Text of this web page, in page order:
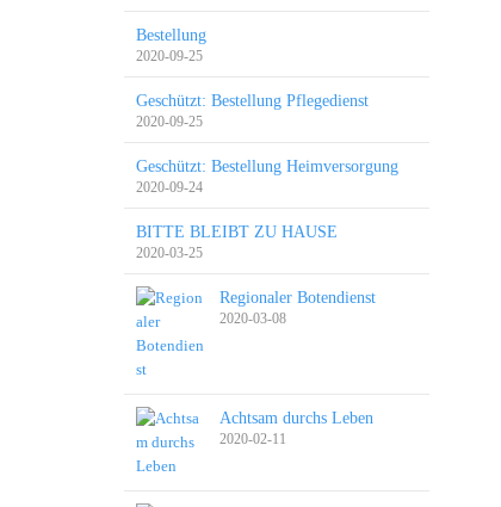
Bestellung
2020-09-25
Geschützt: Bestellung Pflegedienst
2020-09-25
Geschützt: Bestellung Heimversorgung
2020-09-24
BITTE BLEIBT ZU HAUSE
2020-03-25
Regionaler Botendienst
2020-03-08
Achtsam durchs Leben
2020-02-11